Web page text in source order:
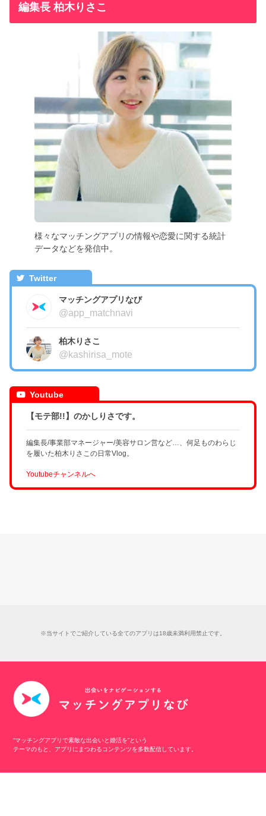
編集長 柏木りさこ
様々なマッチングアプリの情報や恋愛に関する統計
データなどを発信中。
Twitter
マッチングアプリなび
@app_matchnavi
柏木りさこ
@kashirisa_mote
Youtube
【モテ部!!】のかしりさです。
編集長/事業部マネージャー/美容サロン営など…、何足ものわらじ
を履いた柏木りさこの日常Vlog。
Youtubeチャンネルへ
※当サイトでご紹介している全てのアプリは18歳未満利用禁止です。
“マッチングアプリで素敵な出会いと婚活を”という
テーマのもと、アプリにまつわるコンテンツを多数配信しています。